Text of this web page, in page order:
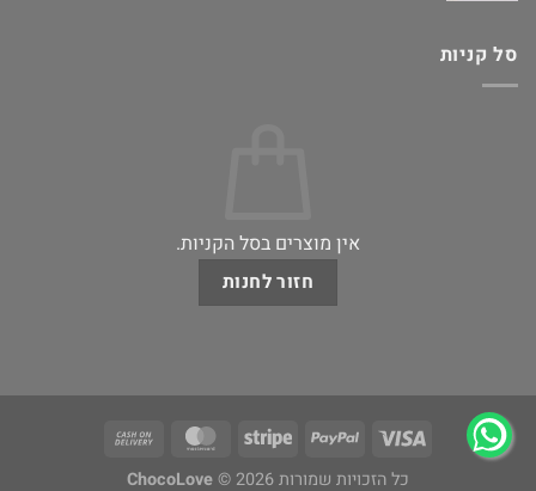
סל קניות
אין מוצרים בסל הקניות.
חזור לחנות
כל הזכויות שמורות 2026 © ChocoLove